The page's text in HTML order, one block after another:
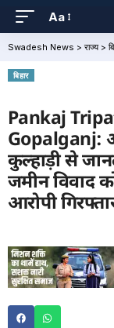
Aa
Swadesh News > राज्य>
बिहार
Pankaj
Gopalganj:
कुल्हाड़ी से
जमीन विवाद
आरोपी